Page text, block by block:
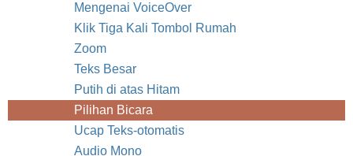
Mengenai VoiceOver
Klik Tiga Kali Tombol Rumah
Zoom
Teks Besar
Putih di atas Hitam
Pilihan Bicara
Ucap Teks-otomatis
Audio Mono